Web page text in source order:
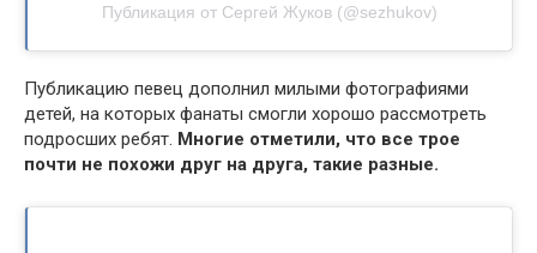
Публикация от Сергей Жуков (@sezhukov)
Публикацию певец дополнил милыми фотографиями
детей, на которых фанаты смогли хорошо рассмотреть
подросших ребят. Многие отметили, что все трое
почти не похожи друг на друга, такие разные.